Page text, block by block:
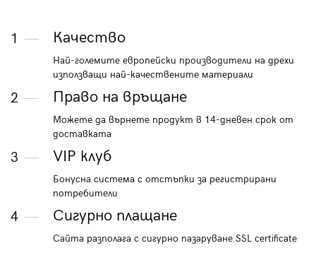
1 Качество
Най-големите европейски производители на дрехи
използващи най-качествените материали
2 Право на връщане
Можете да върнете продукт в 14-дневен срок от
доставката
3 VIP клуб
Бонусна система с отстъпки за регистрирани
потребители
4 Сигурно плащане
Сайта разполага с сигурно пазаруване SSL certificate